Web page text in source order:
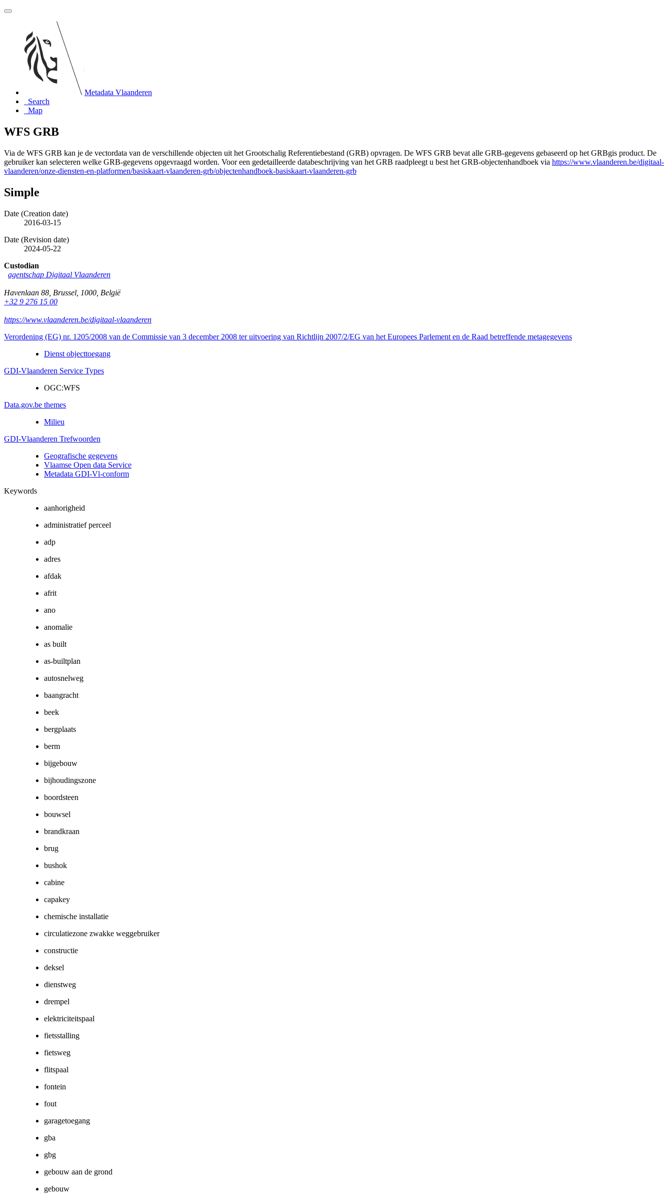
Metadata Vlaanderen
Search
Map
WFS GRB
Via de WFS GRB kan je de vectordata van de verschillende objecten uit het Grootschalig Referentiebestand (GRB) opvragen. De WFS GRB bevat alle GRB-gegevens gebaseerd op het GRBgis product. De
gebruiker kan selecteren welke GRB-gegevens opgevraagd worden. Voor een gedetailleerde databeschrijving van het GRB raadpleegt u best het GRB-objectenhandboek via https://www.vlaanderen.be/digitaal-
vlaanderen/onze-diensten-en-platformen/basiskaart-vlaanderen-grb/objectenhandboek-basiskaart-vlaanderen-grb
Simple
Date (Creation date)
2016-03-15
Date (Revision date)
2024-05-22
Custodian
agentschap Digitaal Vlaanderen
Havenlaan 88 Brussel 1000 België
+32 9 276 15 00
https://www.vlaanderen.be/digitaal-vlaanderen
Verordening (EG) nr. 1205/2008 van de Commissie van 3 december 2008 ter uitvoering van Richtlijn 2007/2/EG van het Europees Parlement en de Raad betreffende metagegevens
Dienst objecttoegang
GDI-Vlaanderen Service Types
OGC:WFS
Data.gov.be themes
Milieu
GDI-Vlaanderen Trefwoorden
Geografische gegevens
Vlaamse Open data Service
Metadata GDI-Vl-conform
Keywords
aanhorigheid
administratief perceel
adp
adres
afdak
afrit
ano
anomalie
as built
as-builtplan
autosnelweg
baangracht
beek
bergplaats
berm
bijgebouw
bijhoudingszone
boordsteen
bouwsel
brandkraan
brug
bushok
cabine
capakey
chemische installatie
circulatiezone zwakke weggebruiker
constructie
deksel
dienstweg
drempel
elektriciteitspaal
fietsstalling
fietsweg
flitspaal
fontein
fout
garagetoegang
gba
gbg
gebouw aan de grond
gebouw